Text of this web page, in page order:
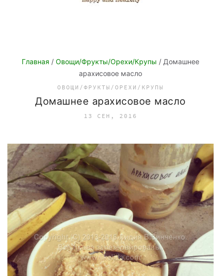
Главная / Овощи/Фрукты/Орехи/Крупы / Домашнее
арахисовое масло
ОВОЩИ/ФРУКТЫ/ОРЕХИ/КРУПЫ
Домашнее арахисовое масло
13 СЕН, 2016